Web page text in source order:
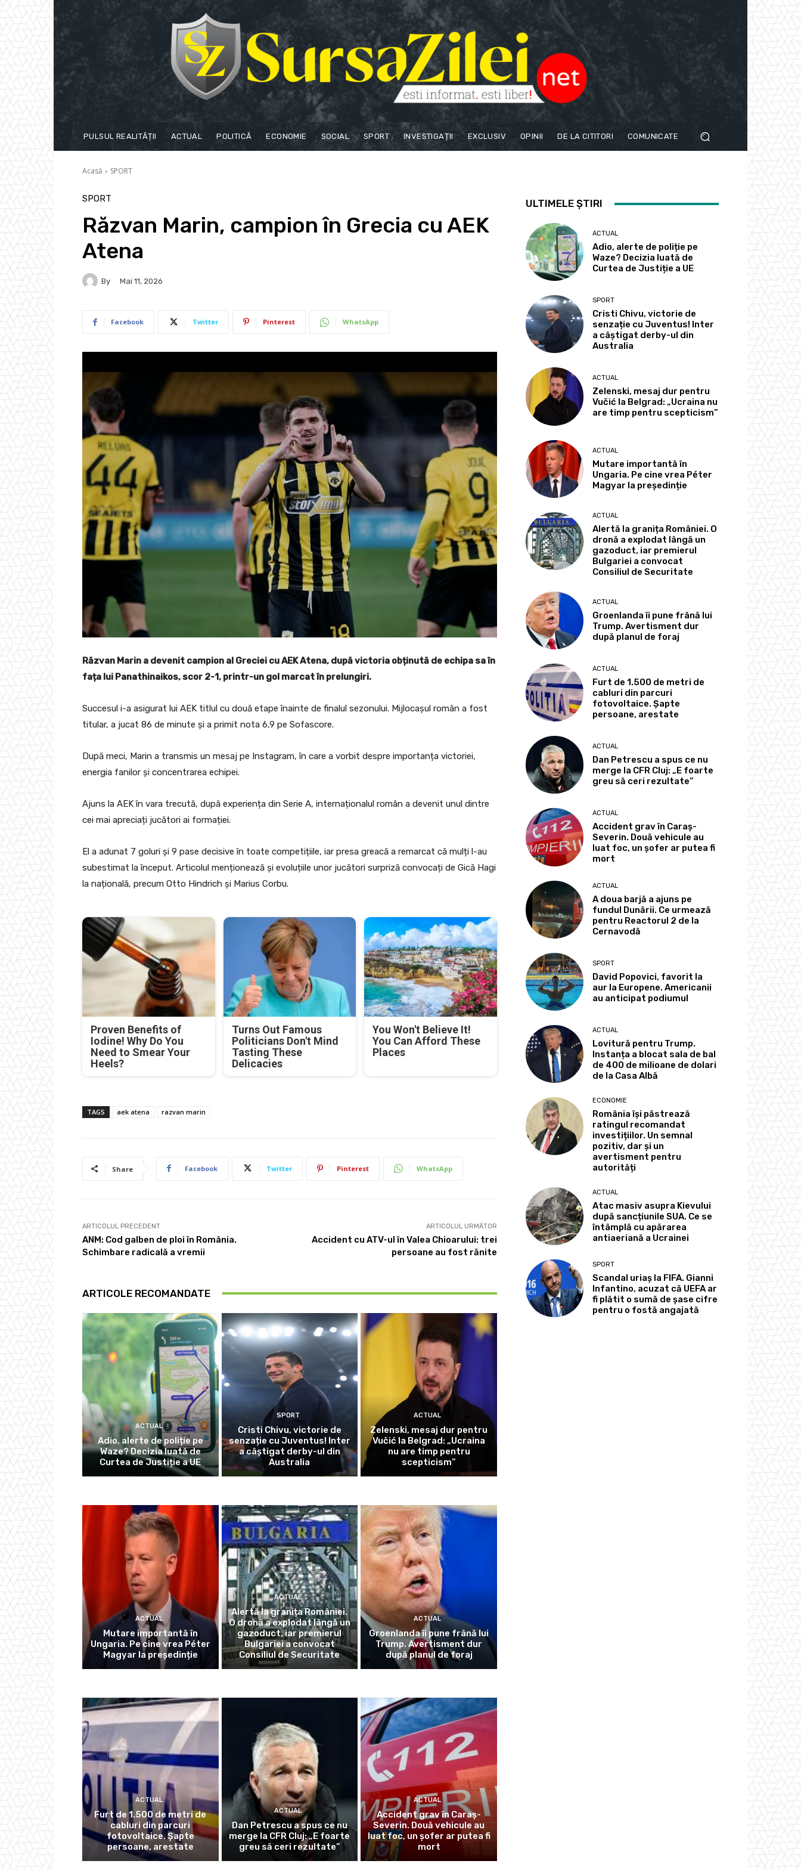
PULSUL REALITĂȚII ACTUAL POLITICĂ ECONOMIE SOCIAL SPORT INVESTIGAȚII EXCLUSIV OPINII DE LA CITITORI COMUNICATE
Acasă SPORT
SPORT
Răzvan Marin, campion în Grecia cu AEK
Atena
By Mai 11, 2026
Facebook Twitter Pinterest WhatsApp
Răzvan Marin a devenit campion al Greciei cu AEK Atena, după victoria obținută de echipa sa în
fața lui Panathinaikos, scor 2-1, printr-un gol marcat în prelungiri.
Succesul i-a asigurat lui AEK titlul cu două etape înainte de finalul sezonului. Mijlocașul român a fost
titular, a jucat 86 de minute și a primit nota 6,9 pe Sofascore.
După meci, Marin a transmis un mesaj pe Instagram, în care a vorbit despre importanța victoriei,
energia fanilor și concentrarea echipei.
Ajuns la AEK în vara trecută, după experiența din Serie A, internaționalul român a devenit unul dintre
cei mai apreciați jucători ai formației.
El a adunat 7 goluri și 9 pase decisive în toate competițiile, iar presa greacă a remarcat că mulți l-au
subestimat la început. Articolul menționează și evoluțiile unor jucători surpriză convocați de Gică Hagi
la națională, precum Otto Hindrich și Marius Corbu.
Proven Benefits of
Iodine! Why Do You
Need to Smear Your
Heels?
Turns Out Famous
Politicians Don't Mind
Tasting These
Delicacies
You Won't Believe It!
You Can Afford These
Places
TAGS aek atena razvan marin
Share Facebook Twitter Pinterest WhatsApp
ARTICOLUL PRECEDENT
ANM: Cod galben de ploi în România.
Schimbare radicală a vremii
ARTICOLUL URMĂTOR
Accident cu ATV-ul în Valea Chioarului: trei
persoane au fost rănite
ARTICOLE RECOMANDATE
ACTUAL
Adio, alerte de poliție pe
Waze? Decizia luată de
Curtea de Justiție a UE
SPORT
Cristi Chivu, victorie de
senzație cu Juventus! Inter
a câștigat derby-ul din
Australia
ACTUAL
Zelenski, mesaj dur pentru
Vučić la Belgrad: „Ucraina
nu are timp pentru
scepticism”
ACTUAL
Mutare importantă în
Ungaria. Pe cine vrea Péter
Magyar la președinție
ACTUAL
Alertă la granița României.
O dronă a explodat lângă un
gazoduct, iar premierul
Bulgariei a convocat
Consiliul de Securitate
ACTUAL
Groenlanda îi pune frână lui
Trump. Avertisment dur
după planul de foraj
ACTUAL
Furt de 1.500 de metri de
cabluri din parcuri
fotovoltaice. Șapte
persoane, arestate
ACTUAL
Dan Petrescu a spus ce nu
merge la CFR Cluj: „E foarte
greu să ceri rezultate”
ACTUAL
Accident grav în Caraș-
Severin. Două vehicule au
luat foc, un șofer ar putea fi
mort
ULTIMELE ȘTIRI
ACTUAL
Adio, alerte de poliție pe
Waze? Decizia luată de
Curtea de Justiție a UE
SPORT
Cristi Chivu, victorie de
senzație cu Juventus! Inter
a câștigat derby-ul din
Australia
ACTUAL
Zelenski, mesaj dur pentru
Vučić la Belgrad: „Ucraina nu
are timp pentru scepticism”
ACTUAL
Mutare importantă în
Ungaria. Pe cine vrea Péter
Magyar la președinție
ACTUAL
Alertă la granița României. O
dronă a explodat lângă un
gazoduct, iar premierul
Bulgariei a convocat
Consiliul de Securitate
ACTUAL
Groenlanda îi pune frână lui
Trump. Avertisment dur
după planul de foraj
ACTUAL
Furt de 1.500 de metri de
cabluri din parcuri
fotovoltaice. Șapte
persoane, arestate
ACTUAL
Dan Petrescu a spus ce nu
merge la CFR Cluj: „E foarte
greu să ceri rezultate”
ACTUAL
Accident grav în Caraș-
Severin. Două vehicule au
luat foc, un șofer ar putea fi
mort
ACTUAL
A doua barjă a ajuns pe
fundul Dunării. Ce urmează
pentru Reactorul 2 de la
Cernavodă
SPORT
David Popovici, favorit la
aur la Europene. Americanii
au anticipat podiumul
ACTUAL
Lovitură pentru Trump.
Instanța a blocat sala de bal
de 400 de milioane de dolari
de la Casa Albă
ECONOMIE
România își păstrează
ratingul recomandat
investițiilor. Un semnal
pozitiv, dar și un
avertisment pentru
autorități
ACTUAL
Atac masiv asupra Kievului
după sancțiunile SUA. Ce se
întâmplă cu apărarea
antiaeriană a Ucrainei
SPORT
Scandal uriaș la FIFA. Gianni
Infantino, acuzat că UEFA ar
fi plătit o sumă de șase cifre
pentru o fostă angajată